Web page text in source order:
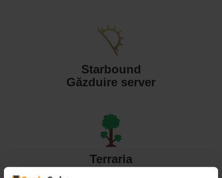
Starbound
Găzduire server
Terraria